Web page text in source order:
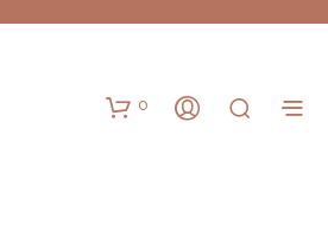
0